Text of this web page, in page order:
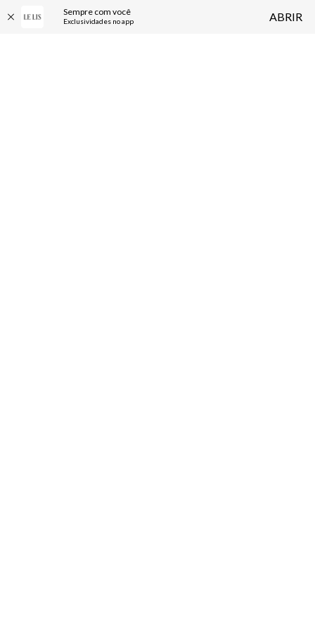
Sempre com você
Exclusividades no app ABRIR